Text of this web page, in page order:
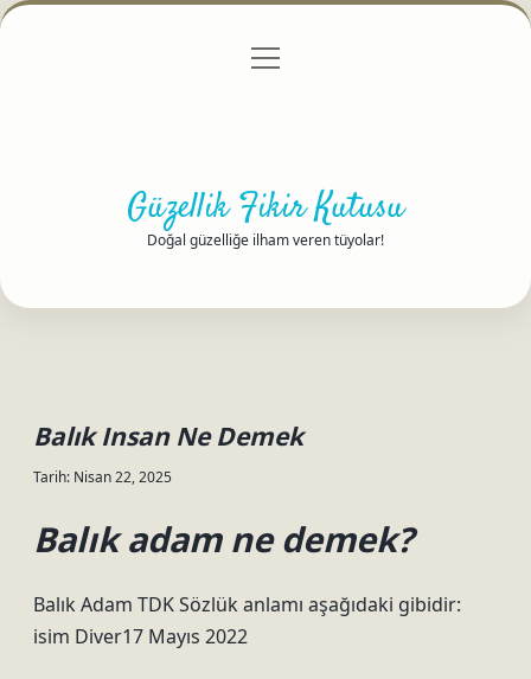
Gizlilik Politikası
menüyü
Güzellik Fikir Kutusu
Doğal güzelliğe ilham veren tüyolar!
Balık Insan Ne Demek
Tarih: Nisan 22, 2025
Balık adam ne demek?
Balık Adam TDK Sözlük anlamı aşağıdaki gibidir:
isim Diver17 Mayıs 2022